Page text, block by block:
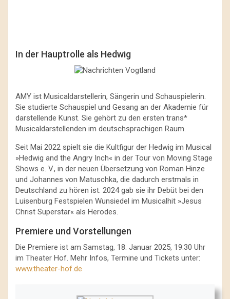
In der Hauptrolle als Hedwig
AMY ist Musicaldarstellerin, Sängerin und Schauspielerin.
Sie studierte Schauspiel und Gesang an der Akademie für
darstellende Kunst. Sie gehört zu den ersten trans*
Musicaldarstellenden im deutschsprachigen Raum.
Seit Mai 2022 spielt sie die Kultfigur der Hedwig im Musical
»Hedwig and the Angry Inch« in der Tour von Moving Stage
Shows e. V., in der neuen Übersetzung von Roman Hinze
und Johannes von Matuschka, die dadurch erstmals in
Deutschland zu hören ist. 2024 gab sie ihr Debüt bei den
Luisenburg Festspielen Wunsiedel im Musicalhit »Jesus
Christ Superstar« als Herodes.
Premiere und Vorstellungen
Die Premiere ist am Samstag, 18. Januar 2025, 19:30 Uhr
im Theater Hof. Mehr Infos, Termine und Tickets unter:
www.theater-hof.de